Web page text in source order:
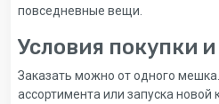
повседневные вещи.
Условия покупки
Заказать можно от одного
ассортимента или запуска новой